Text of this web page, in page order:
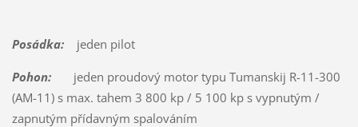
Posádka:jeden pilot
Pohon:jeden proudový motor typu Tumanskij R-11-300
(AM-11) s max. tahem 3 800 kp / 5 100 kp s vypnutým /
zapnutým přídavným spalováním